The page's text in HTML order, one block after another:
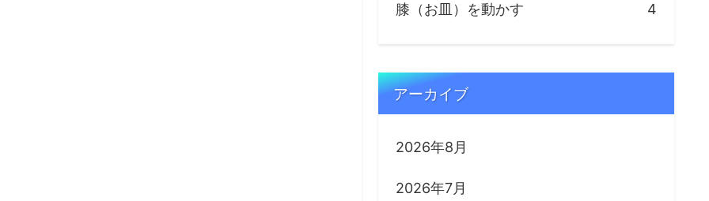
膝（お皿）を動かす 4
アーカイブ
2026年8月
2026年7月